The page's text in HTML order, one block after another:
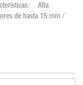
Alta
de hasta 15 mm /